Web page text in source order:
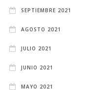
SEPTIEMBRE 2021
AGOSTO 2021
JULIO 2021
JUNIO 2021
MAYO 2021